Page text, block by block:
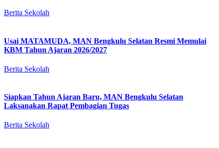
Berita Sekolah
Usai MATAMUDA, MAN Bengkulu Selatan Resmi Memulai
KBM Tahun Ajaran 2026/2027
Berita Sekolah
Siapkan Tahun Ajaran Baru, MAN Bengkulu Selatan
Laksanakan Rapat Pembagian Tugas
Berita Sekolah